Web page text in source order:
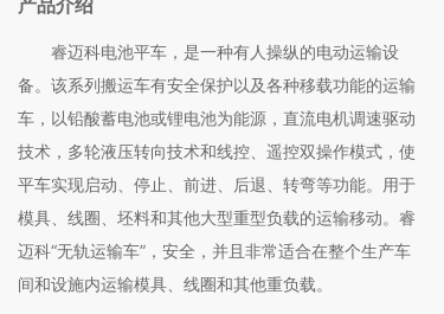
产品介绍
睿迈科电池平车，是一种有人操纵的电动运输设
备。该系列搬运车有安全保护以及各种移载功能的运输
车，以铅酸蓄电池或锂电池为能源，直流电机调速驱动
技术，多轮液压转向技术和线控、遥控双操作模式，使
平车实现启动、停止、前进、后退、转弯等功能。用于
模具、线圈、坯料和其他大型重型负载的运输移动。睿
迈科“无轨运输车”，安全，并且非常适合在整个生产车
间和设施内运输模具、线圈和其他重负载。